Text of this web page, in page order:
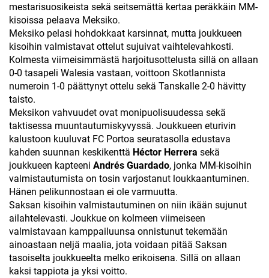
mestarisuosikeista sekä seitsemättä kertaa peräkkäin MM-
kisoissa pelaava Meksiko.
Meksiko pelasi hohdokkaat karsinnat, mutta joukkueen
kisoihin valmistavat ottelut sujuivat vaihtelevahkosti.
Kolmesta viimeisimmästä harjoitusottelusta sillä on allaan
0-0 tasapeli Walesia vastaan, voittoon Skotlannista
numeroin 1-0 päättynyt ottelu sekä Tanskalle 2-0 hävitty
taisto.
Meksikon vahvuudet ovat monipuolisuudessa sekä
taktisessa muuntautumiskyvyssä. Joukkueen eturivin
kalustoon kuuluvat FC Portoa seuratasolla edustava
kahden suunnan keskikenttä Héctor Herrera sekä
joukkueen kapteeni Andrés Guardado, jonka MM-kisoihin
valmistautumista on tosin varjostanut loukkaantuminen.
Hänen pelikunnostaan ei ole varmuutta.
Saksan kisoihin valmistautuminen on niin ikään sujunut
ailahtelevasti. Joukkue on kolmeen viimeiseen
valmistavaan kamppailuunsa onnistunut tekemään
ainoastaan neljä maalia, jota voidaan pitää Saksan
tasoiselta joukkueelta melko erikoisena. Sillä on allaan
kaksi tappiota ja yksi voitto.